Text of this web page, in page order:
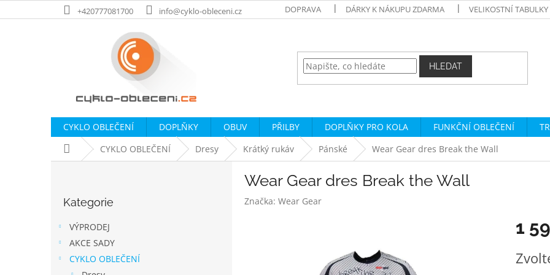
na
+420777081700 info@cyklo-obleceni.cz DOPRAVA DÁRKY K NÁKUPU ZDARMA VELIKOSTNÍ TABULKY
HLEDAT
CYKLO OBLEČENÍ DOPLŇKY OBUV PŘILBY DOPLŇKY PRO KOLA FUNKČNÍ OBLEČENÍ
Domů CYKLO OBLEČENÍ Dresy Krátký rukáv Pánské Wear Gear dres Break the Wall
kategorie
Kategorie
VÝPRODEJ
AKCE SADY
CYKLO OBLEČENÍ
Wear Gear dres Break the Wall
Značka: Wear Gear
1
cena: